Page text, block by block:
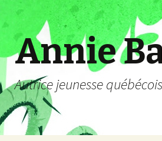
Annie
Autrice jeunesse